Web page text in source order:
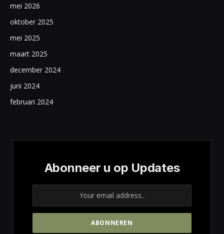
mei 2026
oktober 2025
mei 2025
maart 2025
december 2024
juni 2024
februari 2024
Abonneer u op Updates